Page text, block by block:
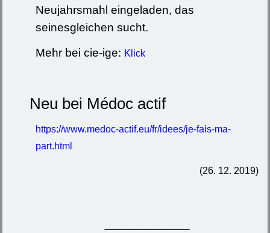
Neujahrsmahl eingeladen, das
seinesgleichen sucht.
Mehr bei cie-ige: Klick
Neu bei Médoc actif
https://www.medoc-actif.eu/fr/idees/je-fais-ma-
part.html
(26. 12. 2019)